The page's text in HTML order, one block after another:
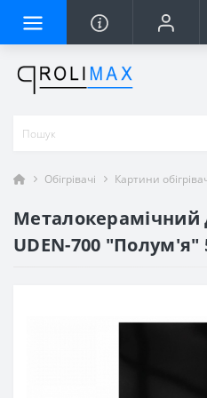
Обігрівачі Картини
Металокерамічний
UDEN-700 "Полум'я"